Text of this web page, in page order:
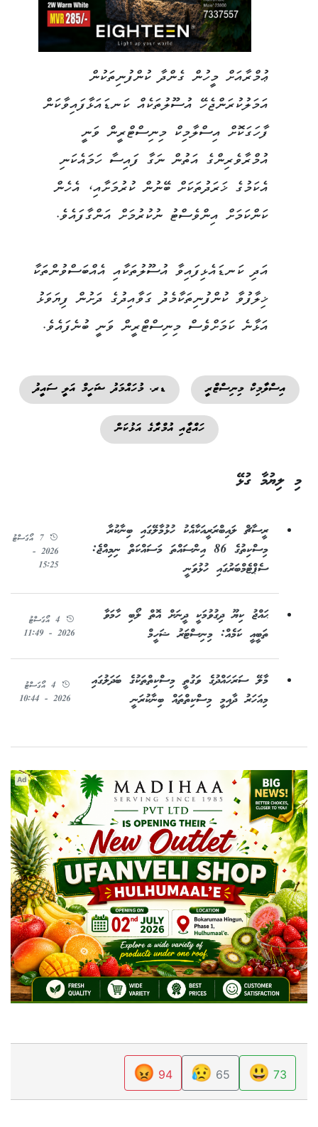
ޢުމްރާއަށް މީހުން ގެންދާ ކުންފުނިތަކުން
އަމަލުކުރަންޖެހޭ އުސޫލުތަކެއް ކަނޑައަޅާފައިވާކަން
ފާހަގަކޮށް އިސްލާމިކް މިނިސްޓްރީން ވަނީ
އުމްރާވެރިންގެ އަތުން ނަގާ ފައިސާ ހަމައެކަނި
އެކަމުގެ ޚަރަދުތަކަށް ބޭނުން ކުރުމަށާއި، އެހެން
ކަންކަމަށް އިންވެސްޓު ނުކުރުމަށް އަންގާފައެވެ.
އަދި ކަނޑައެޅިފައިވާ އުސޫލުތަކާއި އެއްބަސްވުންތަކާ
ޚިލާފުވާ ކުންފުނިތަކާމެދު ގަވާއިދުގެ ދަށުން ފިޔަވަޅު
އަޅާނެ ކަމަށްވެސް މިނިސްޓްރީން ވަނީ ބުނެފައެވެ.
އިސްލާމިކް މިނިސްޓްރީ ޑރ. މުހައްމަދު ޝަހީމް އަލީ ސައީދު
ހައްޖާއި އުމްރާގެ އަޅުކަން
މި ލިޔުމާ ގުޅޭ
ރީސާޗް ލައިބްރަރީއަކާއެކު ހުޅުމާލޭގައި ބިނާކުރާ
މިސްކިތުގެ 86 އިންސައްތަ މަސައްކަތް ނިމިއްޖެ:
ސެޕްޓެމްބަރުގައި ހުޅުވަނީ
7 އޯގަސްޓު
2026 -
15:25
ޙައްޖު ކިޔޫ ދިގުވުމަކީ ދީނަށް އޮތް ލޯބި ހާމަވާ
ތަބީއީ ކަމެއް: މިނިސްޓަރު ޝަހީމް
4 އޯގަސްޓު
2026 - 11:49
މާލޭ ސަރަހައްދުގެ ވަގުތީ މިސްކިތްތަކުގެ ބަދަލުގައި
މިއަހަރު ދާއިމީ މިސްކިތްތައް ބިނާކުރަނީ
4 އޯގަސްޓު
2026 - 10:44
Ad
73
😃
65
😥
94
😡